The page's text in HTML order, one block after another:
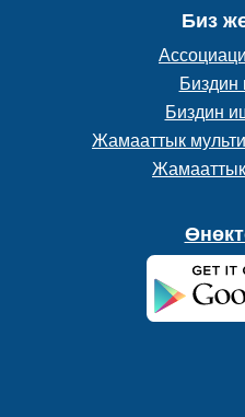
Биз
Биздин
Биздин
Жамааттык